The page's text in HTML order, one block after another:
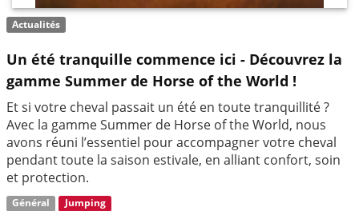
Actualités
Un été tranquille commence ici - Découvrez la
gamme Summer de Horse of the World !
Et si votre cheval passait un été en toute tranquillité ?
Avec la gamme Summer de Horse of the World, nous
avons réuni l’essentiel pour accompagner votre cheval
pendant toute la saison estivale, en alliant confort, soin
et protection.
Général Jumping